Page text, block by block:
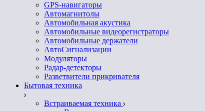
GPS-навигаторы
Автомагнитолы
Автомобильная акустика
Автомобильные видеорегистраторы
Автомобильные держатели
АвтоСигнализации
Модуляторы
Радар-детекторы
Разветвители прикривателя
Бытовая техника
Встраиваемая техника